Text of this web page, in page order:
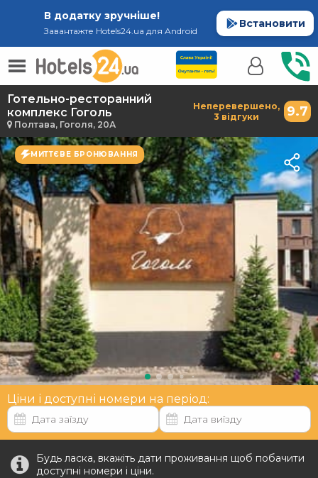
В додатку зручніше!
Завантажте Hotels24.ua для Android
Встановити
Готельно-ресторанний
комплекс Гоголь
Полтава, Гоголя, 20А
Неперевершено, 9.7
3 відгуки
МИТТЄВЕ БРОНЮВАННЯ
Ціни і доступні номери на період:
Будь ласка, вкажіть дати проживання щоб побачити
доступні номери і ціни.